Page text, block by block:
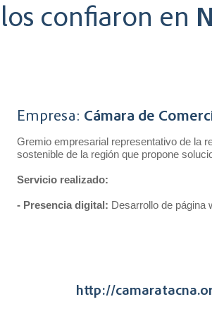
confiaron en
Empresa: Cámara de
Gremio empresarial representativo de la
sostenible de la región que propone
Servicio realizado:
- Presencia digital: Desarrollo de página
http://